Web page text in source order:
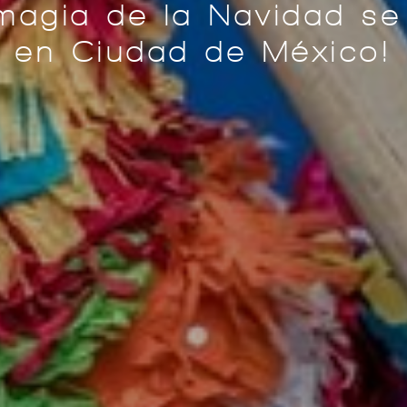
de la Navidad
en Ciudad de México!